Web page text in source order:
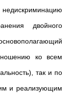
двойного
ко всем
так и по
и реализующим